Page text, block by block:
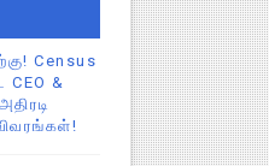
Census
CEO &